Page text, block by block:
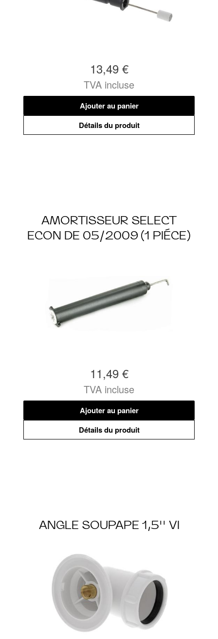
13,49 €
TVA incluse
Ajouter au panier
Détails du produit
AMORTISSEUR SELECT
ECON DE 05/2009 (1 PIÉCE)
11,49 €
TVA incluse
Ajouter au panier
Détails du produit
ANGLE SOUPAPE 1,5'' VI